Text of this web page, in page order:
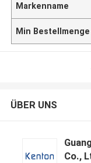
Markenname
Min Bestellmenge
ÜBER UNS
Co.,